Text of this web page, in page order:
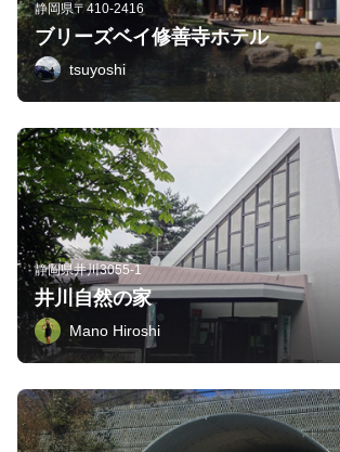
静岡県〒410-2416
ブリーズベイ修善寺ホテル
tsuyoshi
静岡県井川3055-1
井川自然の家
Mano Hiroshi